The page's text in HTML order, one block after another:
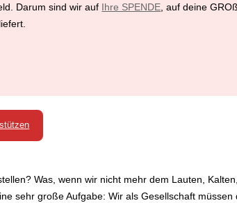
Darum sind wir auf Ihre SPENDE , auf deine
Was, wenn wir nicht mehr dem Lauten,
sehr große Aufgabe: Wir als Gesellschaft müssen